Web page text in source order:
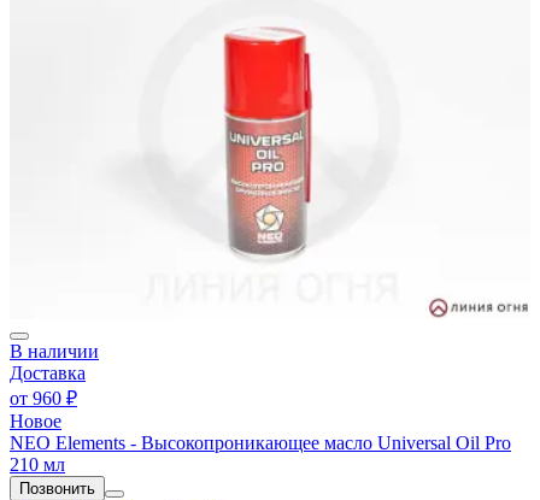
В наличии
Доставка
от 960 ₽
Новое
NEO Elements - Высокопроникающее масло Universal Oil Pro
210 мл
Позвонить